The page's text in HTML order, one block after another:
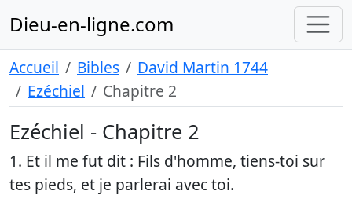
Dieu-en-ligne.com
Accueil Bibles
David Martin 1744
Ezéchiel
Chapitre 2
Ezéchiel - Chapitre 2
1. Et il me fut dit : Fils d'homme, tiens-toi sur
tes pieds, et je parlerai avec toi.